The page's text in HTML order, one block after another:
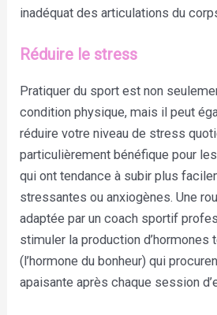
inadéquat des articulations du
Réduire le stress
Pratiquer du sport est non
condition physique, mais il peut
réduire votre niveau de stress
particulièrement bénéfique pour
qui ont tendance à subir plus
stressantes ou anxiogènes. Une
adaptée par un coach sportif
stimuler la production d’hormones
(l’hormone du bonheur) qui
apaisante après chaque session